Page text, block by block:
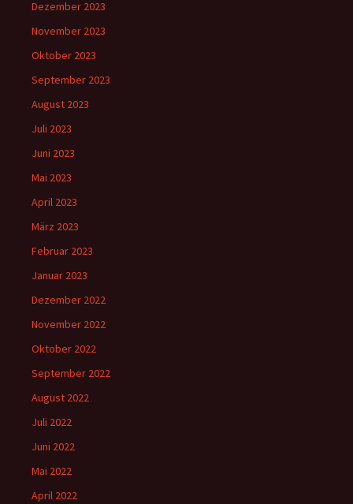
Dezember 2023
November 2023
Oktober 2023
September 2023
August 2023
Juli 2023
Juni 2023
Mai 2023
April 2023
März 2023
Februar 2023
Januar 2023
Dezember 2022
November 2022
Oktober 2022
September 2022
August 2022
Juli 2022
Juni 2022
Mai 2022
April 2022